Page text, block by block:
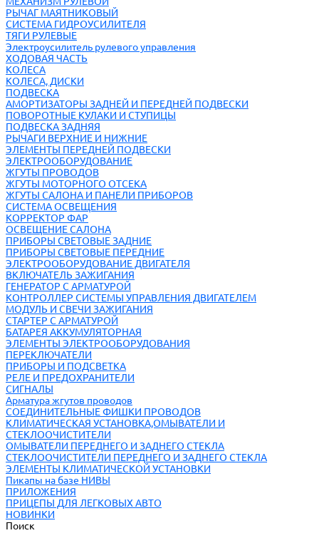
РЫЧАГ МАЯТНИКОВЫЙ
СИСТЕМА ГИДРОУСИЛИТЕЛЯ
ТЯГИ РУЛЕВЫЕ
Электроусилитель рулевого управления
ХОДОВАЯ ЧАСТЬ
КОЛЕСА
КОЛЕСА, ДИСКИ
ПОДВЕСКА
АМОРТИЗАТОРЫ ЗАДНЕЙ И ПЕРЕДНЕЙ ПОДВЕСКИ
ПОВОРОТНЫЕ КУЛАКИ И СТУПИЦЫ
ПОДВЕСКА ЗАДНЯЯ
РЫЧАГИ ВЕРХНИЕ И НИЖНИЕ
ЭЛЕМЕНТЫ ПЕРЕДНЕЙ ПОДВЕСКИ
ЭЛЕКТРООБОРУДОВАНИЕ
ЖГУТЫ ПРОВОДОВ
ЖГУТЫ МОТОРНОГО ОТСЕКА
ЖГУТЫ САЛОНА И ПАНЕЛИ ПРИБОРОВ
СИСТЕМА ОСВЕЩЕНИЯ
КОРРЕКТОР ФАР
ОСВЕЩЕНИЕ САЛОНА
ПРИБОРЫ СВЕТОВЫЕ ЗАДНИЕ
ПРИБОРЫ СВЕТОВЫЕ ПЕРЕДНИЕ
ЭЛЕКТРООБОРУДОВАНИЕ ДВИГАТЕЛЯ
ВКЛЮЧАТЕЛЬ ЗАЖИГАНИЯ
ГЕНЕРАТОР С АРМАТУРОЙ
КОНТРОЛЛЕР СИСТЕМЫ УПРАВЛЕНИЯ ДВИГАТЕЛЕМ
МОДУЛЬ И СВЕЧИ ЗАЖИГАНИЯ
СТАРТЕР С АРМАТУРОЙ
БАТАРЕЯ АККУМУЛЯТОРНАЯ
ЭЛЕМЕНТЫ ЭЛЕКТРООБОРУДОВАНИЯ
ПЕРЕКЛЮЧАТЕЛИ
ПРИБОРЫ И ПОДСВЕТКА
РЕЛЕ И ПРЕДОХРАНИТЕЛИ
СИГНАЛЫ
Арматура жгутов проводов
СОЕДИНИТЕЛЬНЫЕ ФИШКИ ПРОВОДОВ
КЛИМАТИЧЕСКАЯ УСТАНОВКА,ОМЫВАТЕЛИ И
СТЕКЛООЧИСТИТЕЛИ
ОМЫВАТЕЛИ ПЕРЕДНЕГО И ЗАДНЕГО СТЕКЛА
СТЕКЛООЧИСТИТЕЛИ ПЕРЕДНЕГО И ЗАДНЕГО СТЕКЛА
ЭЛЕМЕНТЫ КЛИМАТИЧЕСКОЙ УСТАНОВКИ
Пикапы на базе НИВЫ
ПРИЛОЖЕНИЯ
ПРИЦЕПЫ ДЛЯ ЛЕГКОВЫХ АВТО
НОВИНКИ
Поиск